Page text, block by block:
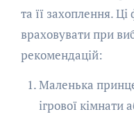
та її захоплення.
враховувати при
рекомендацій:
Маленька
ігрової кімнати